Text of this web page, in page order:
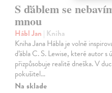
S ďáblem se
mnou
Hábl Jan | Kniha
Kniha Jana Hábla je volně
ďábla C. S. Lewise, které autor s
přizpůsobuje realitě dneška. V
pokušitel…
Na sklade